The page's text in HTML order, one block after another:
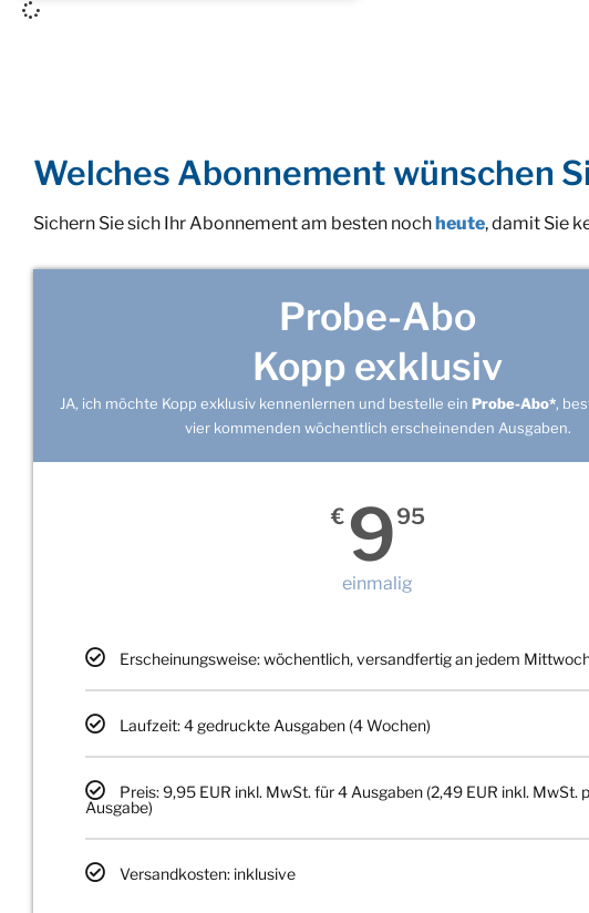
Welches Abonnement wünschen
Sichern Sie sich Ihr Abonnement am besten nochheute, damit Sie
Probe-Abo
Kopp exklusiv
JA, ich möchte Kopp exklusiv kennenlernen und bestelle ein Probe-Abo*,
vier kommenden wöchentlich erscheinenden Ausgaben.
€ 995
einmalig
Erscheinungsweise: wöchentlich, versandfertig an jedem
Laufzeit: 4 gedruckte Ausgaben (4 Wochen)
Preis: 9,95 EUR inkl. MwSt. für 4 Ausgaben (2,49 EUR inkl. MwSt.
Ausgabe)
Versandkosten: inklusive